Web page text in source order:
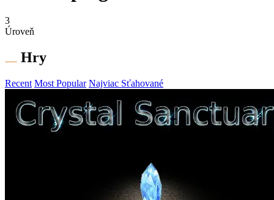
3
Úroveň
Hry
Recent Most Popular Najviac Sťahované